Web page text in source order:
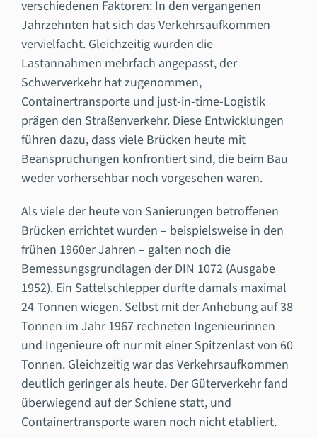
verschiedenen Faktoren: In den vergangenen
Jahrzehnten hat sich das Verkehrsaufkommen
vervielfacht. Gleichzeitig wurden die
Lastannahmen mehrfach angepasst, der
Schwerverkehr hat zugenommen,
Containertransporte und just-in-time-Logistik
prägen den Straßenverkehr. Diese Entwicklungen
führen dazu, dass viele Brücken heute mit
Beanspruchungen konfrontiert sind, die beim Bau
weder vorhersehbar noch vorgesehen waren.
Als viele der heute von Sanierungen betroffenen
Brücken errichtet wurden – beispielsweise in den
frühen 1960er Jahren – galten noch die
Bemessungsgrundlagen der DIN 1072 (Ausgabe
1952). Ein Sattelschlepper durfte damals maximal
24 Tonnen wiegen. Selbst mit der Anhebung auf 38
Tonnen im Jahr 1967 rechneten Ingenieurinnen
und Ingenieure oft nur mit einer Spitzenlast von 60
Tonnen. Gleichzeitig war das Verkehrsaufkommen
deutlich geringer als heute. Der Güterverkehr fand
überwiegend auf der Schiene statt, und
Containertransporte waren noch nicht etabliert.